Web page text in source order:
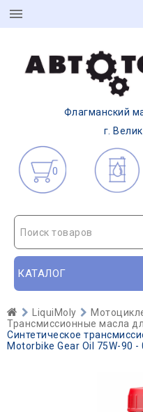
Флагманский
г.
0
Поиск товаров
КАТАЛОГ
LiquiMoly
Трансмиссионные масла
Синтетическое
Motorbike Gear Oil 75W-90 -